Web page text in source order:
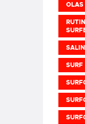
OLAS
SURF